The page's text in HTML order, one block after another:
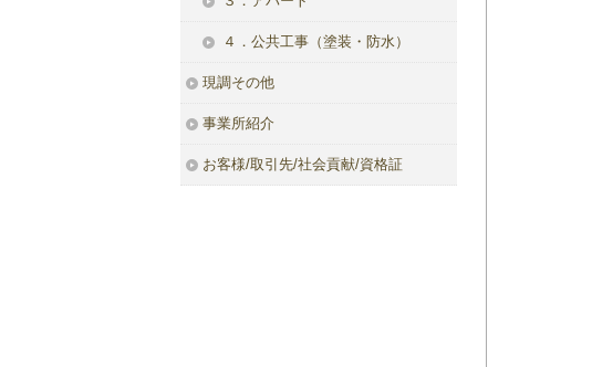
４．公共工事（塗装・防水）
現調その他
事業所紹介
お客様/取引先/社会貢献/資格証